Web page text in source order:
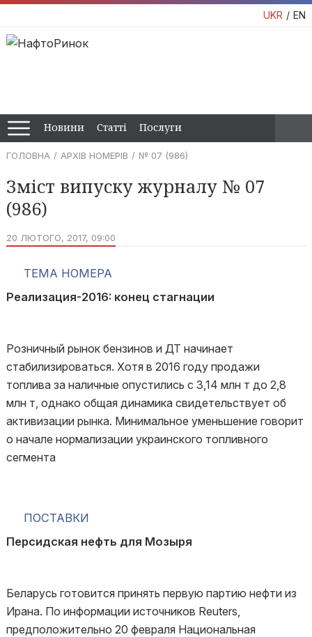
UKR EN
Новини Статті Послуги
ГОЛОВНА АРХІВ НОМЕРІВ № 07 (986)
Зміст випуску журналу № 07
(986)
20 ЛЮТОГО, 2017, 09:00
ТЕМА НОМЕРА
Реализация-2016: конец стагнации
Розничный рынок бензинов и ДТ начинает
стабилизироваться. Хотя в 2016 году продажи
топлива за наличные опустились с 3,14 млн т до 2,8
млн т, однако общая динамика свидетельствует об
активизации рынка. Минимальное уменьшение говорит
о начале нормализации украинского топливного
сегмента
ПОСТАВКИ
Персидская нефть для Мозыря
Беларусь готовится принять первую партию нефти из
Ирана. По информации источников Reuters,
предположительно 20 февраля Национальная